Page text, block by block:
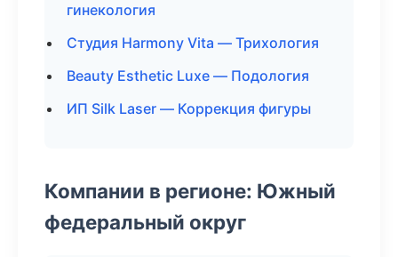
гинекология
Студия Harmony Vita — Трихология
Beauty Esthetic Luxe — Подология
ИП Silk Laser — Коррекция фигуры
Компании в регионе: Южный
федеральный округ